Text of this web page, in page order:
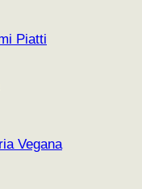
Piatti
Vegana